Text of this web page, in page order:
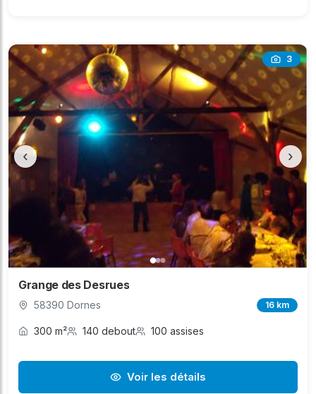
3
‹ ›
Grange des Desrues
58390 Dornes 16 km
300 m² 140 debout 100 assises
Voir les détails